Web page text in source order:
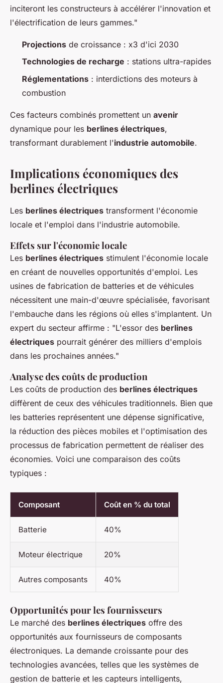
inciteront les constructeurs à accélérer l'innovation et
l'électrification de leurs gammes."
Projections de croissance : x3 d'ici 2030
Technologies de recharge : stations ultra-rapides
Réglementations : interdictions des moteurs à
combustion
Ces facteurs combinés promettent un avenir
dynamique pour les berlines électriques,
transformant durablement l'industrie automobile.
Implications économiques des
berlines électriques
Les berlines électriques transforment l'économie
locale et l'emploi dans l'industrie automobile.
Effets sur l'économie locale
Les berlines électriques stimulent l'économie locale
en créant de nouvelles opportunités d'emploi. Les
usines de fabrication de batteries et de véhicules
nécessitent une main-d'œuvre spécialisée, favorisant
l'embauche dans les régions où elles s'implantent. Un
expert du secteur affirme : "L'essor des berlines
électriques pourrait générer des milliers d'emplois
dans les prochaines années."
Analyse des coûts de production
Les coûts de production des berlines électriques
diffèrent de ceux des véhicules traditionnels. Bien que
les batteries représentent une dépense significative,
la réduction des pièces mobiles et l'optimisation des
processus de fabrication permettent de réaliser des
économies. Voici une comparaison des coûts
typiques :
Composant Coût en % du total
Batterie 40%
Moteur électrique 20%
Autres composants 40%
Opportunités pour les fournisseurs
Le marché des berlines électriques offre des
opportunités aux fournisseurs de composants
électroniques. La demande croissante pour des
technologies avancées, telles que les systèmes de
gestion de batterie et les capteurs intelligents,